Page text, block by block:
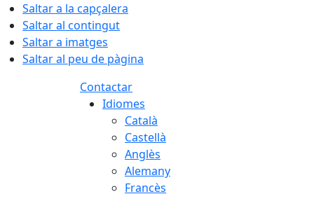
Saltar a la capçalera
Saltar al contingut
Saltar a imatges
Saltar al peu de pàgina
Contactar
Idiomes
Català
Castellà
Anglès
Alemany
Francès